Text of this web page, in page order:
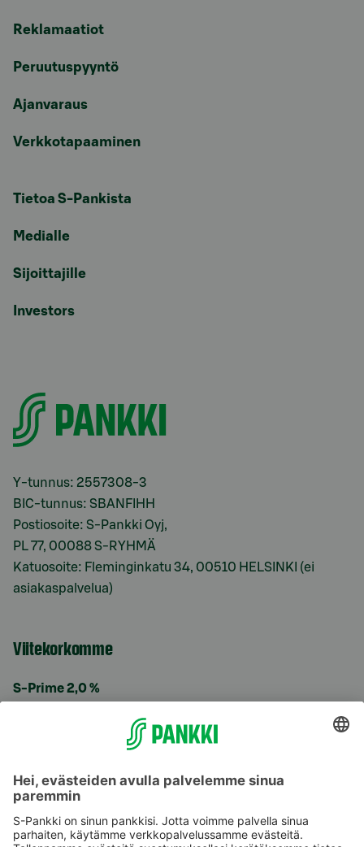
Reklamaatiot
Peruutuspyyntö
Ajanvaraus
Verkkotapaaminen
Tietoa S-Pankista
Medialle
Sijoittajille
Investors
Y-tunnus: 2557308-3
BIC-tunnus: SBANFIHH
Postiosoite: S-Pankki Oyj,
PL 77, 00088 S-RYHMÄ
Katuosoite: Fleminginkatu 34, 00510 HELSINKI (ei
asiakaspalvelua)
Viitekorkomme
S-Prime 2,0 %